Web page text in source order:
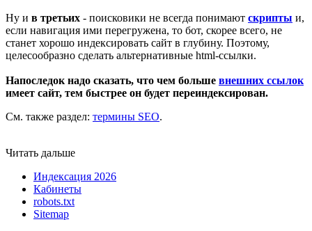
Ну и в третьих - поисковики не всегда понимают скрипты и,
если навигация ими перегружена, то бот, скорее всего, не
станет хорошо индексировать сайт в глубину. Поэтому,
целесообразно сделать альтернативные html-ссылки.
Напоследок надо сказать, что чем больше внешних ссылок
имеет сайт, тем быстрее он будет переиндексирован.
См. также раздел: термины SEO.
Читать дальше
Индексация 2026
Кабинеты
robots.txt
Sitemap